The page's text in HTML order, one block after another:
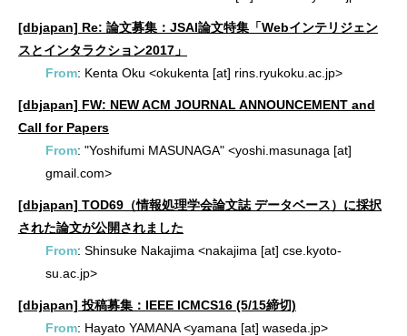
[dbjapan] Re: 論文募集：JSAI論文特集「Webインテリジェン
スとインタラクション2017」
From: Kenta Oku <okukenta [at] rins.ryukoku.ac.jp>
[dbjapan] FW: NEW ACM JOURNAL ANNOUNCEMENT and
Call for Papers
From: "Yoshifumi MASUNAGA" <yoshi.masunaga [at]
gmail.com>
[dbjapan] TOD69（情報処理学会論文誌 データベース）に採択
された論文が公開されました
From: Shinsuke Nakajima <nakajima [at] cse.kyoto-
su.ac.jp>
[dbjapan] 投稿募集：IEEE ICMCS16 (5/15締切)
From: Hayato YAMANA <yamana [at] waseda.jp>